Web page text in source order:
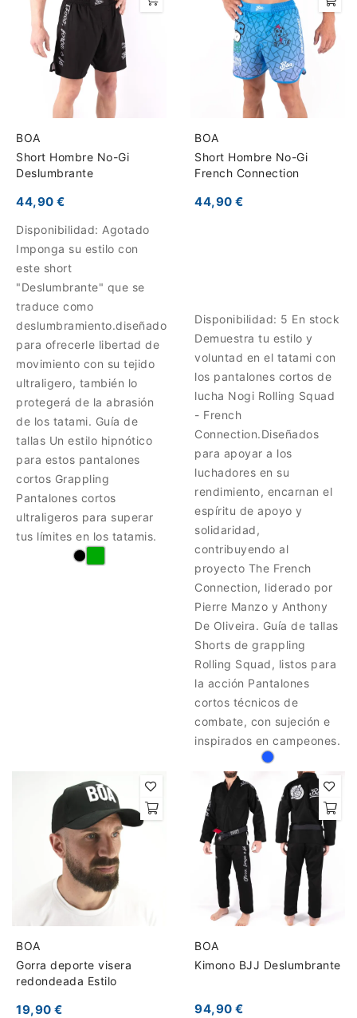
BOA
Short Hombre No-Gi
Deslumbrante
44,90 €
Disponibilidad: Agotado
Imponga su estilo con
este short
"Deslumbrante" que se
traduce como
deslumbramiento.diseñado
para ofrecerle libertad de
movimiento con su tejido
ultraligero, también lo
protegerá de la abrasión
de los tatami. Guía de
tallas Un estilo hipnótico
para estos pantalones
cortos Grappling
Pantalones cortos
ultraligeros para superar
tus límites en los tatamis.
BOA
Short Hombre No-Gi
French Connection
44,90 €
Disponibilidad: 5 En stock
Demuestra tu estilo y
voluntad en el tatami con
los pantalones cortos de
lucha Nogi Rolling Squad
- French
Connection.Diseñados
para apoyar a los
luchadores en su
rendimiento, encarnan el
espíritu de apoyo y
solidaridad,
contribuyendo al
proyecto The French
Connection, liderado por
Pierre Manzo y Anthony
De Oliveira. Guía de tallas
Shorts de grappling
Rolling Squad, listos para
la acción Pantalones
cortos técnicos de
combate, con sujeción e
inspirados en campeones.
BOA
Gorra deporte visera
redondeada Estilo
19,90 €
BOA
Kimono BJJ Deslumbrante
94,90 €